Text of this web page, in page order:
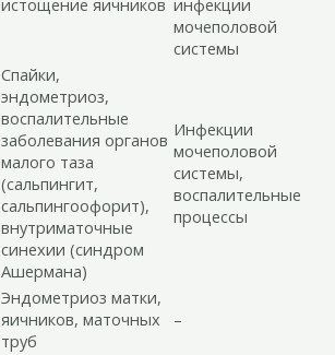
истощение яичников инфекции
мочеполовой
системы
Спайки,
эндометриоз,
воспалительные
заболевания органов
малого таза
(сальпингит,
сальпингоофорит),
внутриматочные
синехии (синдром
Ашермана)
Инфекции
мочеполовой
системы,
воспалительные
процессы
Эндометриоз матки,
яичников, маточных
труб
–